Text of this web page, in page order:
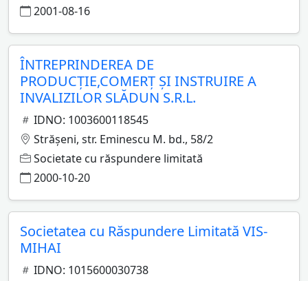
2001-08-16
ÎNTREPRINDEREA DE
PRODUCŢIE,COMERŢ ŞI INSTRUIRE A
INVALIZILOR SLĂDUN S.R.L.
IDNO: 1003600118545
Străşeni, str. Eminescu M. bd., 58/2
Societate cu răspundere limitată
2000-10-20
Societatea cu Răspundere Limitată VIS-
MIHAI
IDNO: 1015600030738